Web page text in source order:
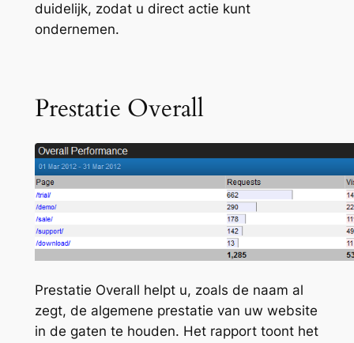
duidelijk, zodat u direct actie kunt
ondernemen.
Prestatie Overall
Prestatie Overall helpt u, zoals de naam al
zegt, de algemene prestatie van uw website
in de gaten te houden. Het rapport toont het